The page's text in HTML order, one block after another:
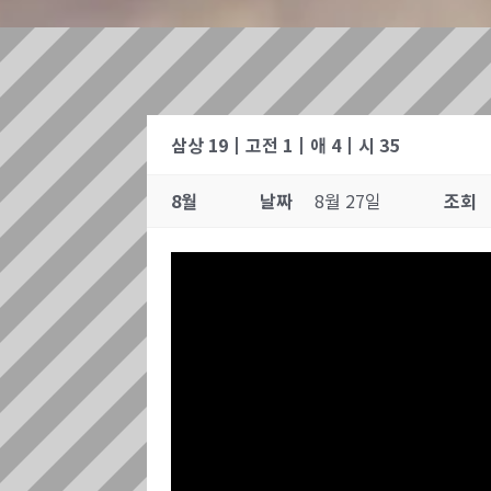
삼상 19┃고전 1┃애 4┃시 35
8월 날짜 8월 27일 조회